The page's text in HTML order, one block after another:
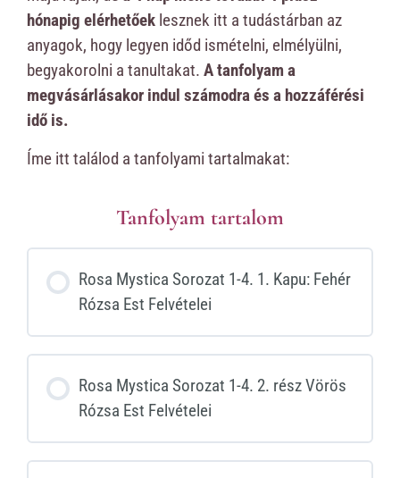
hónapig elérhetőek lesznek itt a tudástárban az
anyagok, hogy legyen időd ismételni, elmélyülni,
begyakorolni a tanultakat. A tanfolyam a
megvásárlásakor indul számodra és a hozzáférési
idő is.
Íme itt találod a tanfolyami tartalmakat:
Tanfolyam tartalom
Rosa Mystica Sorozat 1-4. 1. Kapu: Fehér
Rózsa Est Felvételei
Rosa Mystica Sorozat 1-4. 2. rész Vörös
Rózsa Est Felvételei